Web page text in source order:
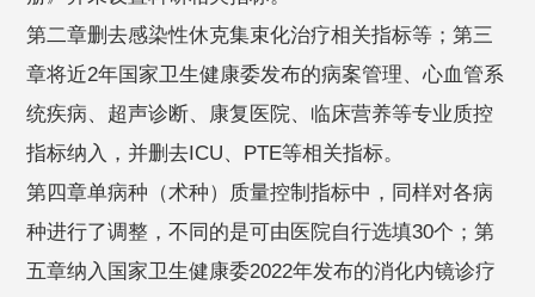
第二章删去感染性休克集束化治疗相关指标等；第三
章将近2年国家卫生健康委发布的病案管理、心血管系
统疾病、超声诊断、康复医院、临床营养等专业质控
指标纳入，并删去ICU、PTE等相关指标。
第四章单病种（术种）质量控制指标中，同样对各病
种进行了调整，不同的是可由医院自行选填30个；第
五章纳入国家卫生健康委2022年发布的消化内镜诊疗